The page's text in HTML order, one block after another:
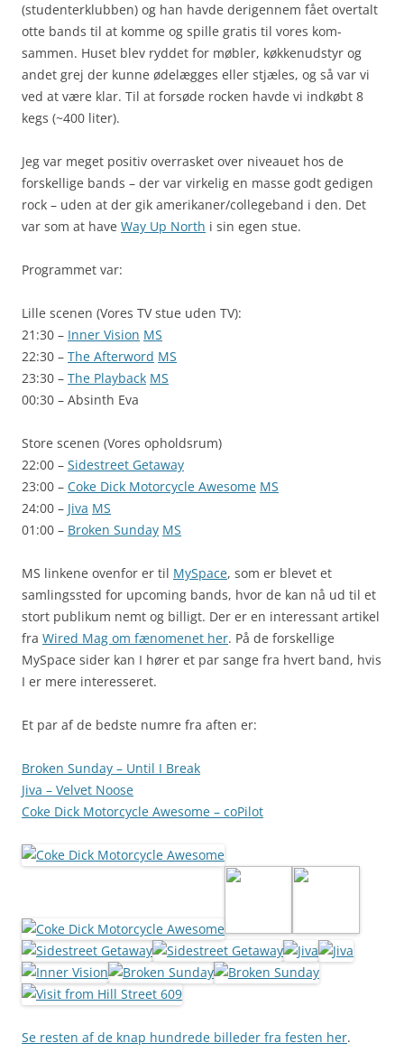
(studenterklubben) og han havde derigennem fået overtalt
otte bands til at komme og spille gratis til vores kom-
sammen. Huset blev ryddet for møbler, køkkenudstyr og
andet grej der kunne ødelægges eller stjæles, og så var vi
ved at være klar. Til at forsøde rocken havde vi indkøbt 8
kegs (~400 liter).
Jeg var meget positiv overrasket over niveauet hos de
forskellige bands – der var virkelig en masse godt gedigen
rock – uden at der gik amerikaner/collegeband i den. Det
var som at have Way Up North i sin egen stue.
Programmet var:
Lille scenen (Vores TV stue uden TV):
21:30 – Inner Vision MS
22:30 – The Afterword MS
23:30 – The Playback MS
00:30 – Absinth Eva
Store scenen (Vores opholdsrum)
22:00 – Sidestreet Getaway
23:00 – Coke Dick Motorcycle Awesome MS
24:00 – Jiva MS
01:00 – Broken Sunday MS
MS linkene ovenfor er til MySpace, som er blevet et
samlingssted for upcoming bands, hvor de kan nå ud til et
stort publikum nemt og billigt. Der er en interessant artikel
fra Wired Mag om fænomenet her. På de forskellige
MySpace sider kan I hører et par sange fra hvert band, hvis
I er mere interesseret.
Et par af de bedste numre fra aften er:
Broken Sunday – Until I Break
Jiva – Velvet Noose
Coke Dick Motorcycle Awesome – coPilot
Se resten af de knap hundrede billeder fra festen her.